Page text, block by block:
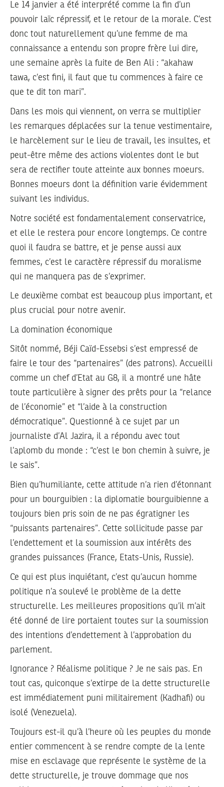
Le 14 janvier a été interprété comme la fin d’un
pouvoir laïc répressif, et le retour de la morale. C’est
donc tout naturellement qu’une femme de ma
connaissance a entendu son propre frère lui dire,
une semaine après la fuite de Ben Ali : “akahaw
tawa, c’est fini, il faut que tu commences à faire ce
que te dit ton mari”.
Dans les mois qui viennent, on verra se multiplier
les remarques déplacées sur la tenue vestimentaire,
le harcèlement sur le lieu de travail, les insultes, et
peut-être même des actions violentes dont le but
sera de rectifier toute atteinte aux bonnes moeurs.
Bonnes moeurs dont la définition varie évidemment
suivant les individus.
Notre société est fondamentalement conservatrice,
et elle le restera pour encore longtemps. Ce contre
quoi il faudra se battre, et je pense aussi aux
femmes, c’est le caractère répressif du moralisme
qui ne manquera pas de s’exprimer.
Le deuxième combat est beaucoup plus important, et
plus crucial pour notre avenir.
La domination économique
Sitôt nommé, Béji Caïd-Essebsi s’est empressé de
faire le tour des “partenaires” (des patrons). Accueilli
comme un chef d’Etat au G8, il a montré une hâte
toute particulière à signer des prêts pour la “relance
de l’économie” et “l’aide à la construction
démocratique”. Questionné à ce sujet par un
journaliste d’Al Jazira, il a répondu avec tout
l’aplomb du monde : “c’est le bon chemin à suivre, je
le sais”.
Bien qu’humiliante, cette attitude n’a rien d’étonnant
pour un bourguibien : la diplomatie bourguibienne a
toujours bien pris soin de ne pas égratigner les
“puissants partenaires”. Cette sollicitude passe par
l’endettement et la soumission aux intérêts des
grandes puissances (France, Etats-Unis, Russie).
Ce qui est plus inquiétant, c’est qu’aucun homme
politique n’a soulevé le problème de la dette
structurelle. Les meilleures propositions qu’il m’ait
été donné de lire portaient toutes sur la soumission
des intentions d’endettement à l’approbation du
parlement.
Ignorance ? Réalisme politique ? Je ne sais pas. En
tout cas, quiconque s’extirpe de la dette structurelle
est immédiatement puni militairement (Kadhafi) ou
isolé (Venezuela).
Toujours est-il qu’à l’heure où les peuples du monde
entier commencent à se rendre compte de la lente
mise en esclavage que représente le système de la
dette structurelle, je trouve dommage que nos